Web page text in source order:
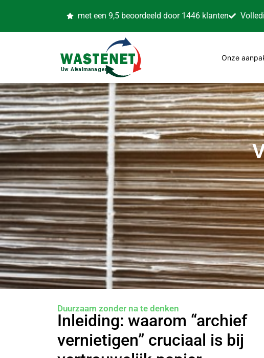
met een 9,5 beoordeeld door 1446 klanten
Onze
Duurzaam zonder na te denken
Inleiding: waarom “archief
vernietigen” cruciaal is bij